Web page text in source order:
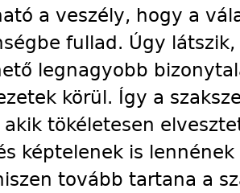
a veszély, hogy a
fullad. Úgy
legnagyobb
körül. Így a
tökéletesen
képtelenek is
tovább tartana a